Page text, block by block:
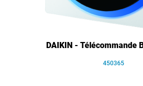
DAIKIN - Télécommande
450365